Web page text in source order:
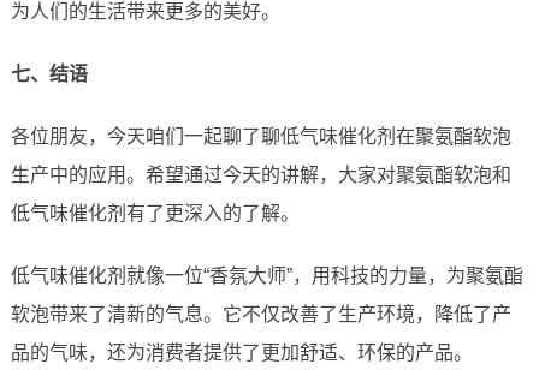
为人们的生活带来更多的美好。
七、结语
各位朋友，今天咱们一起聊了聊低气味催化剂在聚氨酯软泡
生产中的应用。希望通过今天的讲解，大家对聚氨酯软泡和
低气味催化剂有了更深入的了解。
低气味催化剂就像一位“香氛大师”，用科技的力量，为聚氨酯
软泡带来了清新的气息。它不仅改善了生产环境，降低了产
品的气味，还为消费者提供了更加舒适、环保的产品。